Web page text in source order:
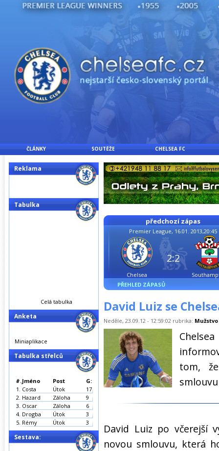
ČLÁNKY SOUTĚŽE CHELSEA FC
předchozí zápas
Premier League, 16.01. 2013,20:45
Chelsea
2:2
PŘEHLED ZÁPASŮ
David Luiz se
Neděle, 23.09.12 - 12:59:02 rubrika: Mužstvo
tom,
David Luiz po včerejší
novou smlouvu, která
Reklama
Tabulka
Celá tabulka
Anketa
Miniaplikace
Tabulka střelců
#.Jméno Post
G:
1. Costa Útok
17
2. Hazard Záloha
9
3. Oscar Záloha
6
4. Drogba Útok
3
5. Rémy Útok 3
Sestava: